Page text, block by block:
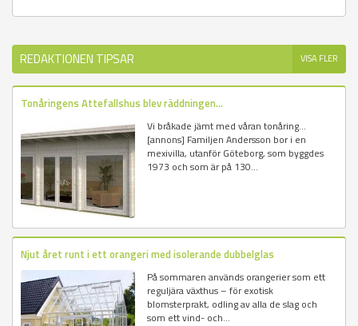
REDAKTIONEN TIPSAR VISA FLER
Tonåringens Attefallshus blev räddningen...
Vi bråkade jämt med våran tonåring...
[annons] Familjen Andersson bor i en
mexivilla, utanför Göteborg, som byggdes
1973 och som är på 130...
Njut året runt i ett orangeri med isolerande dubbelglas
På sommaren används orangerier som ett
reguljära växthus – för exotisk
blomsterprakt, odling av alla de slag och
som ett vind- och...